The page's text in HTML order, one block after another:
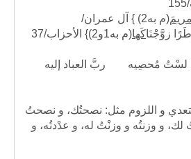
مريمَ(م به2)
} آل عمران/
زوَّجْنَاكَها(م به1و2)
} الأحزاب/37
لسْتُ مُحصِيه ربَّ العباد إليه
و اللزوم مثل: نصحتُك، و نصحتُ
و وزنتُه و وزنْتُ له، و عدْدتُه، و